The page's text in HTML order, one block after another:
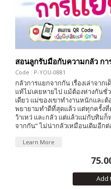
สอนลูกรับมือกับความกลัว ก
Code : P-YOU-0881
กลัวการแยกจากกัน เรื่องเล่าจาก
แท้ไม่เคยหายไป แม้ต้องห่างกันชั่
เดียว แม่ของเขาทำงานหนักและ
พยายามทำดีที่สุดแล้ว แต่ทุกครั้ง
ว้าเหว่ และกลัว แต่แล้วแม่กับทิมก็
จากกัน” ไม่น่ากลัวเหมือนเดิมอีก
Learn More
Add